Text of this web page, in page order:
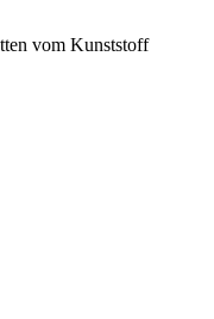
vom Kunststoff